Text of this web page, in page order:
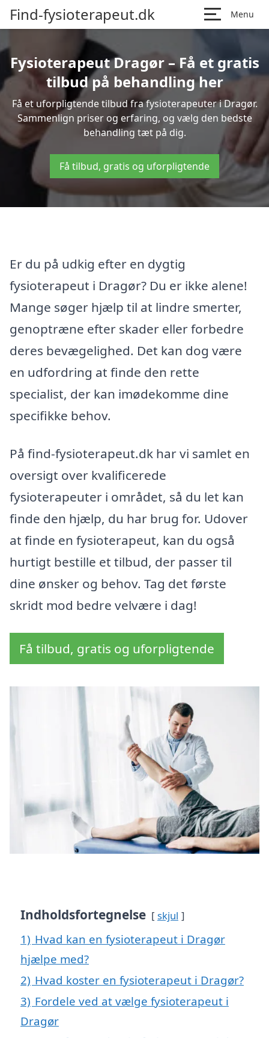
Find-fysioterapeut.dk Menu
Fysioterapeut Dragør – Få et gratis
tilbud på behandling her
Få et uforpligtende tilbud fra fysioterapeuter i Dragør.
Sammenlign priser og erfaring, og vælg den bedste
behandling tæt på dig.
Få tilbud, gratis og uforpligtende
Er du på udkig efter en dygtig
fysioterapeut i Dragør? Du er ikke alene!
Mange søger hjælp til at lindre smerter,
genoptræne efter skader eller forbedre
deres bevægelighed. Det kan dog være
en udfordring at finde den rette
specialist, der kan imødekomme dine
specifikke behov.
På find-fysioterapeut.dk har vi samlet en
oversigt over kvalificerede
fysioterapeuter i området, så du let kan
finde den hjælp, du har brug for. Udover
at finde en fysioterapeut, kan du også
hurtigt bestille et tilbud, der passer til
dine ønsker og behov. Tag det første
skridt mod bedre velvære i dag!
Få tilbud, gratis og uforpligtende
Indholdsfortegnelse skjul
1) Hvad kan en fysioterapeut i Dragør
hjælpe med?
2) Hvad koster en fysioterapeut i Dragør?
3) Fordele ved at vælge fysioterapeut i
Dragør